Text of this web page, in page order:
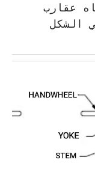
عقارب
الشكل